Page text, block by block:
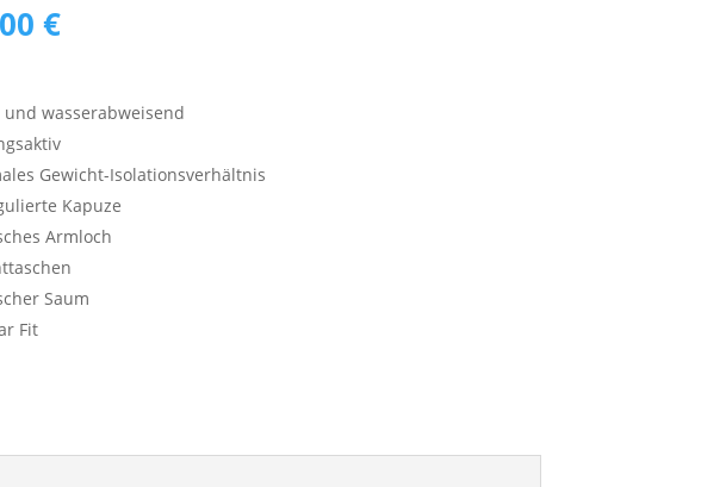
€
wasserabweisend
Gewicht-Isolationsverhältnis
Kapuze
Armloch
Saum
Fit